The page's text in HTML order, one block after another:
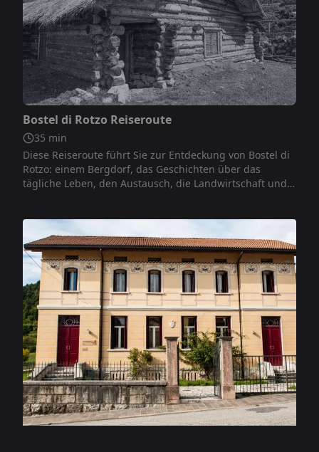
Nicht inbegriffen
Bostel di Rotzo Reiseroute
35 min
Diese Reiseroute führt Sie zur Entdeckung von Bostel di
Rotzo: einem Bergdorf, das Geschichten über das
tägliche Leben, den Austausch, die Landwirtschaft und